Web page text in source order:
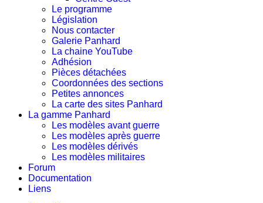
Le programme
Législation
Nous contacter
Galerie Panhard
La chaine YouTube
Adhésion
Pièces détachées
Coordonnées des sections
Petites annonces
La carte des sites Panhard
La gamme Panhard
Les modèles avant guerre
Les modèles après guerre
Les modèles dérivés
Les modèles militaires
Forum
Documentation
Liens